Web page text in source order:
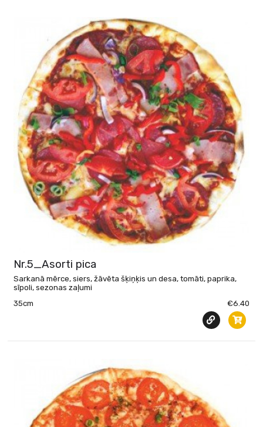
Nr.5_Asorti pica
Sarkanā mērce, siers, žāvēta šķiņķis un desa, tomāti, paprika,
sīpoli, sezonas zaļumi
35cm
€6.40